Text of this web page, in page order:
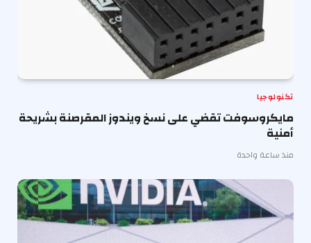
تكنولوجيا
مايكروسوفت تقضي على نسخ ويندوز المقرصنة بشريحة
أمنية
منذ ساعة واحدة